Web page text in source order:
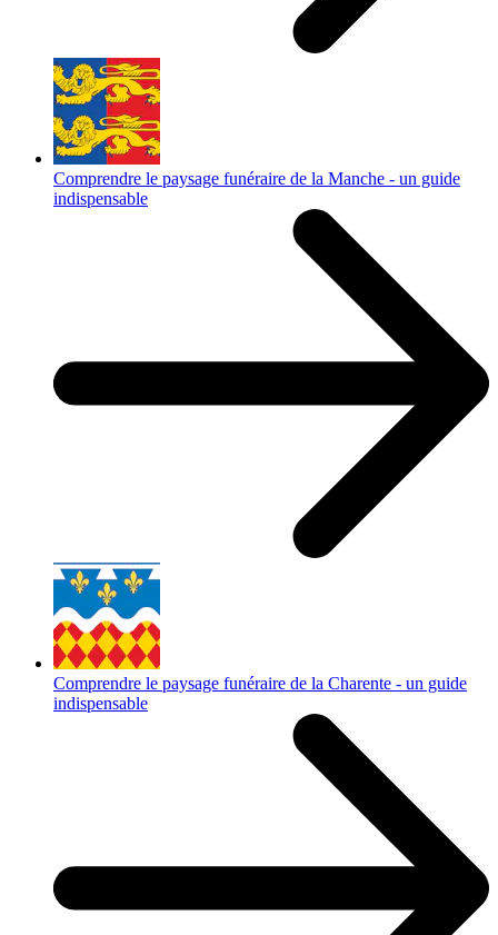
Comprendre le paysage funéraire de la Manche - un guide
indispensable
Comprendre le paysage funéraire de la Charente - un guide
indispensable